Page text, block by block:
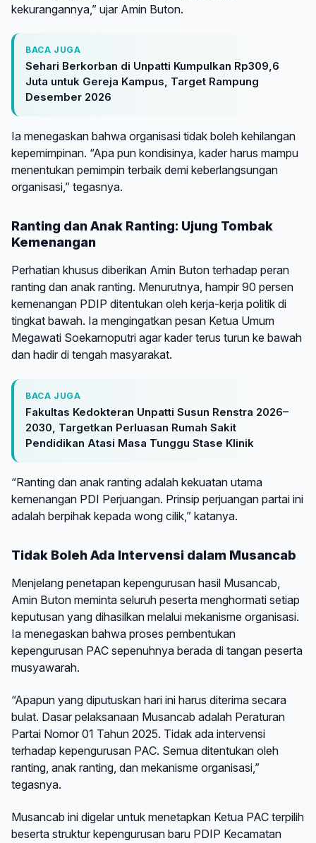
kekurangannya,” ujar Amin Buton.
BACA JUGA
Sehari Berkorban di Unpatti Kumpulkan Rp309,6
Juta untuk Gereja Kampus, Target Rampung
Desember 2026
Ia menegaskan bahwa organisasi tidak boleh kehilangan
kepemimpinan. “Apa pun kondisinya, kader harus mampu
menentukan pemimpin terbaik demi keberlangsungan
organisasi,” tegasnya.
Ranting dan Anak Ranting: Ujung Tombak
Kemenangan
Perhatian khusus diberikan Amin Buton terhadap peran
ranting dan anak ranting. Menurutnya, hampir 90 persen
kemenangan PDIP ditentukan oleh kerja-kerja politik di
tingkat bawah. Ia mengingatkan pesan Ketua Umum
Megawati Soekarnoputri agar kader terus turun ke bawah
dan hadir di tengah masyarakat.
BACA JUGA
Fakultas Kedokteran Unpatti Susun Renstra 2026–
2030, Targetkan Perluasan Rumah Sakit
Pendidikan Atasi Masa Tunggu Stase Klinik
“Ranting dan anak ranting adalah kekuatan utama
kemenangan PDI Perjuangan. Prinsip perjuangan partai ini
adalah berpihak kepada wong cilik,” katanya.
Tidak Boleh Ada Intervensi dalam Musancab
Menjelang penetapan kepengurusan hasil Musancab,
Amin Buton meminta seluruh peserta menghormati setiap
keputusan yang dihasilkan melalui mekanisme organisasi.
Ia menegaskan bahwa proses pembentukan
kepengurusan PAC sepenuhnya berada di tangan peserta
musyawarah.
“Apapun yang diputuskan hari ini harus diterima secara
bulat. Dasar pelaksanaan Musancab adalah Peraturan
Partai Nomor 01 Tahun 2025. Tidak ada intervensi
terhadap kepengurusan PAC. Semua ditentukan oleh
ranting, anak ranting, dan mekanisme organisasi,”
tegasnya.
Musancab ini digelar untuk menetapkan Ketua PAC terpilih
beserta struktur kepengurusan baru PDIP Kecamatan